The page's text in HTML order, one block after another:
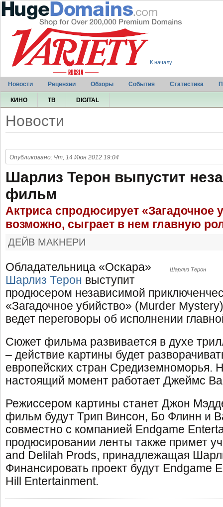
К началу
Новости Рецензии Обзоры События Статистика
КИНО ТВ DIGITAL
Новости
Опубликовано: Чт, 14 Июн 2012 19:04
Шарлиз Терон выпустит
фильм
Актриса спродюсирует «Загадочное
возможно, сыграет в нем главную
ДЕЙВ МАКНЕРИ
Шарлиз Терон
Обладательница «Оскара»
Шарлиз Терон выступит
продюсером независимой
«Загадочное убийство» (Murder
ведет переговоры об исполнении
Сюжет фильма развивается в духе
– действие картины будет
европейских стран Средиземноморья.
настоящий момент работает Джеймс
Режиссером картины станет Джон
фильм будут Трип Винсон, Бо Флинн и
совместно с компанией Endgame
продюсировании ленты также примет
and Delilah Prods, принадлежащая
Финансировать проект будут Endgame
Hill Entertainment.